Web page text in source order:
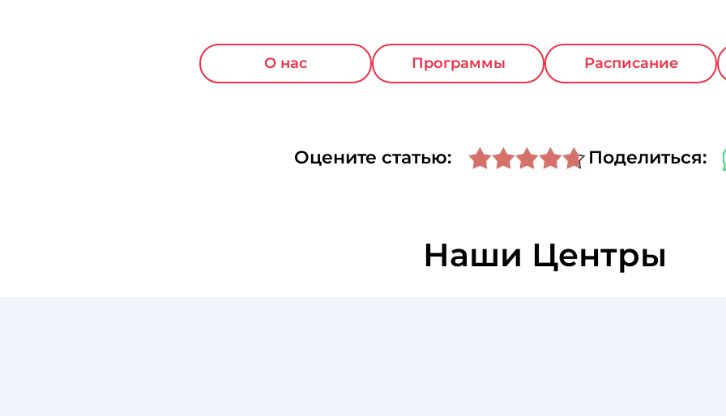
О нас Программы Расписание
Оцените статью: Поделиться:
Наши Центры